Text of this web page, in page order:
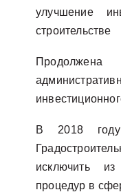
улучшение
строительстве
Продолжена
В 2018
исключить
процедур в